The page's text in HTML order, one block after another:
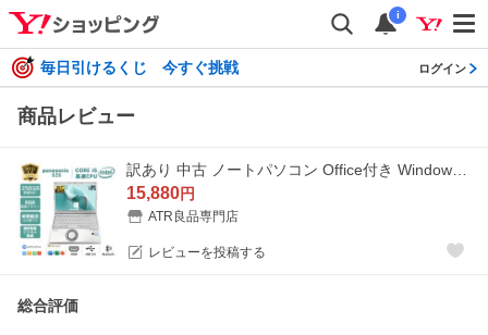
i
毎日引けるくじ 今すぐ挑戦 ログイン
商品レビュー
15,880円
ATR良品専門店
レビューを投稿する
総合評価